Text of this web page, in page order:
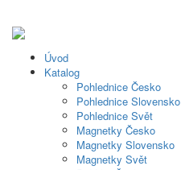
Úvod
Katalog
Pohlednice Česko
Pohlednice Slovensko
Pohlednice Svět
Magnetky Česko
Magnetky Slovensko
Magnetky Svět